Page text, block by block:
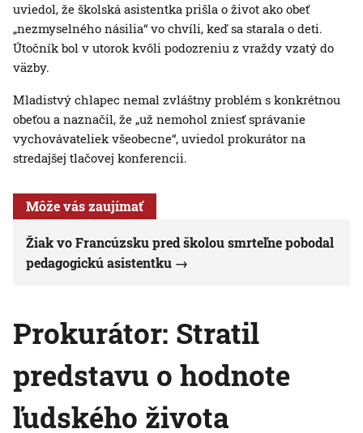
uviedol, že školská asistentka prišla o život ako obeť
„nezmyselného násilia“ vo chvíli, keď sa starala o deti.
Útočník bol v utorok kvôli podozreniu z vraždy vzatý do
väzby.
Mladistvý chlapec nemal zvláštny problém s konkrétnou
obeťou a naznačil, že „už nemohol zniesť správanie
vychovávateliek všeobecne“, uviedol prokurátor na
stredajšej tlačovej konferencii.
Môže vás zaujímať
Žiak vo Francúzsku pred školou smrteľne pobodal
pedagogickú asistentku
Prokurátor: Stratil
predstavu o hodnote
ľudského života